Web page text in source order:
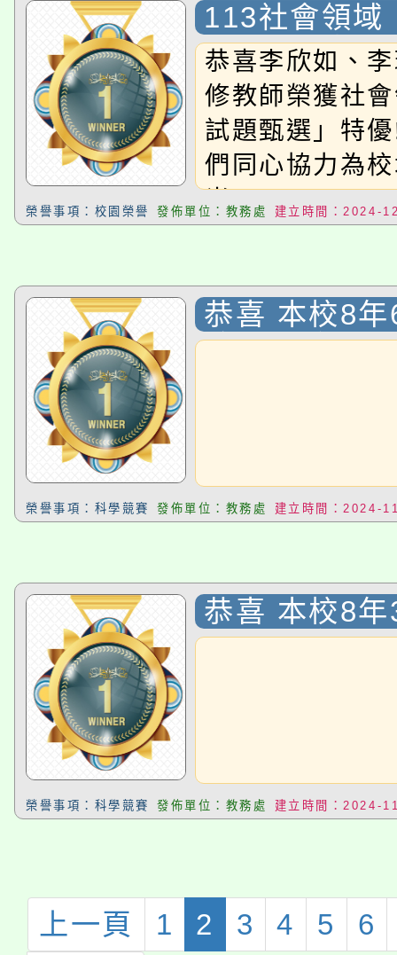
113社會領域
題甄選」特優
恭喜李欣如、
修教師榮獲社
試題甄選」特
們同心協力為
光!
榮譽事項：校園榮譽 發佈單位：教務處 建立時間：2024-
恭喜 本校8
竣 同學參加
榮譽事項：科學競賽 發佈單位：教務處 建立時間：2024-
恭喜 本校8
璇 同學參加
榮譽事項：科學競賽 發佈單位：教務處 建立時間：2024-
上一頁 1 2 3 4 5 6